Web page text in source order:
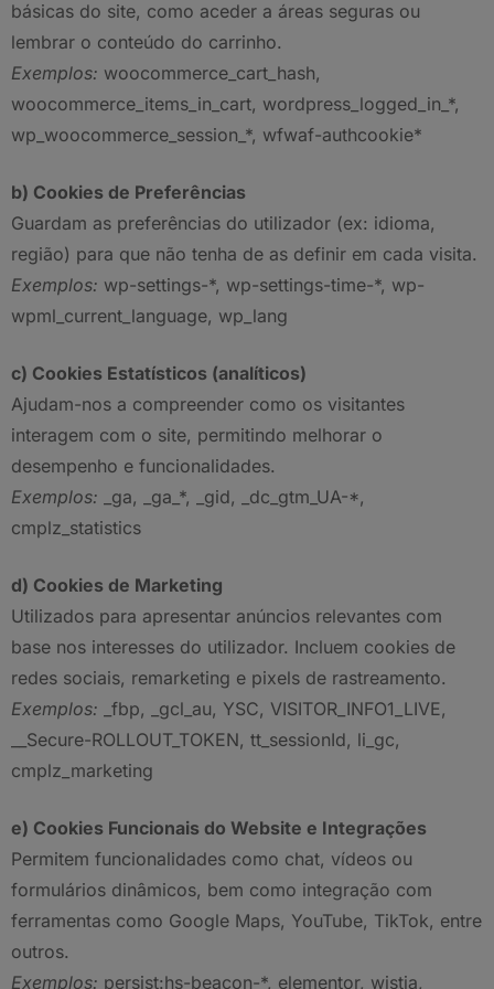
básicas do site, como aceder a áreas seguras ou
lembrar o conteúdo do carrinho.
Exemplos: woocommerce_cart_hash,
woocommerce_items_in_cart, wordpress_logged_in_*,
wp_woocommerce_session_*, wfwaf-authcookie*
b) Cookies de Preferências
Guardam as preferências do utilizador (ex: idioma,
região) para que não tenha de as definir em cada visita.
Exemplos: wp-settings-*, wp-settings-time-*, wp-
wpml_current_language, wp_lang
c) Cookies Estatísticos (analíticos)
Ajudam-nos a compreender como os visitantes
interagem com o site, permitindo melhorar o
desempenho e funcionalidades.
Exemplos: _ga, _ga_*, _gid, _dc_gtm_UA-*,
cmplz_statistics
d) Cookies de Marketing
Utilizados para apresentar anúncios relevantes com
base nos interesses do utilizador. Incluem cookies de
redes sociais, remarketing e pixels de rastreamento.
Exemplos: _fbp, _gcl_au, YSC, VISITOR_INFO1_LIVE,
__Secure-ROLLOUT_TOKEN, tt_sessionId, li_gc,
cmplz_marketing
e) Cookies Funcionais do Website e Integrações
Permitem funcionalidades como chat, vídeos ou
formulários dinâmicos, bem como integração com
ferramentas como Google Maps, YouTube, TikTok, entre
outros.
Exemplos: persist:hs-beacon-*, elementor, wistia,